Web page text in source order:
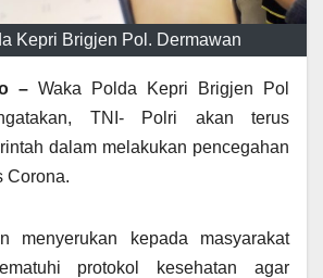
Kepri Brigjen Pol. Dermawan
– Waka Polda Kepri Brigjen Pol
TNI- Polri akan terus
dalam melakukan pencegahan
Corona.
menyerukan kepada masyarakat
protokol kesehatan agar